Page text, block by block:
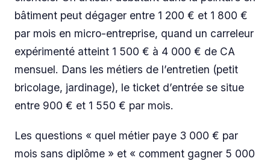
bâtiment peut dégager entre 1 200 € et 1 800 €
par mois en micro-entreprise, quand un carreleur
expérimenté atteint 1 500 € à 4 000 € de CA
mensuel. Dans les métiers de l’entretien (petit
bricolage, jardinage), le ticket d’entrée se situe
entre 900 € et 1 550 € par mois.
Les questions « quel métier paye 3 000 € par
mois sans diplôme » et « comment gagner 5 000